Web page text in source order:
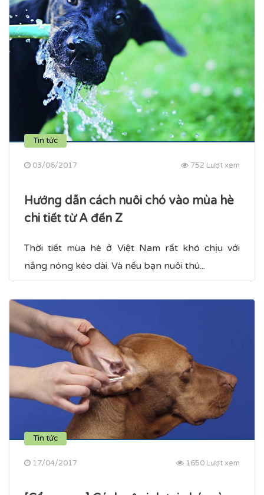
Tin tức
03/06/2017 752 Lượt xem
Hướng dẫn cách nuôi chó vào mùa hè
chi tiết từ A đến Z
Thời tiết mùa hè ở Việt Nam rất khó chịu với
nắng nóng kéo dài. Và nếu bạn nuôi thú...
Tin tức
17/04/2017 1650 Lượt xem